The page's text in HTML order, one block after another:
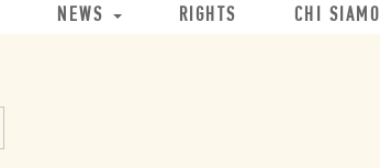
NEWS RIGHTS CHI SIAMO